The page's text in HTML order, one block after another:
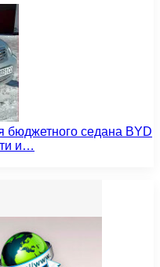
седана BYD
и…